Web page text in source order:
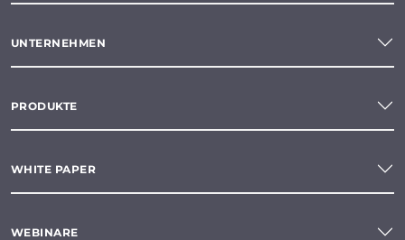
UNTERNEHMEN
PRODUKTE
WHITE PAPER
WEBINARE